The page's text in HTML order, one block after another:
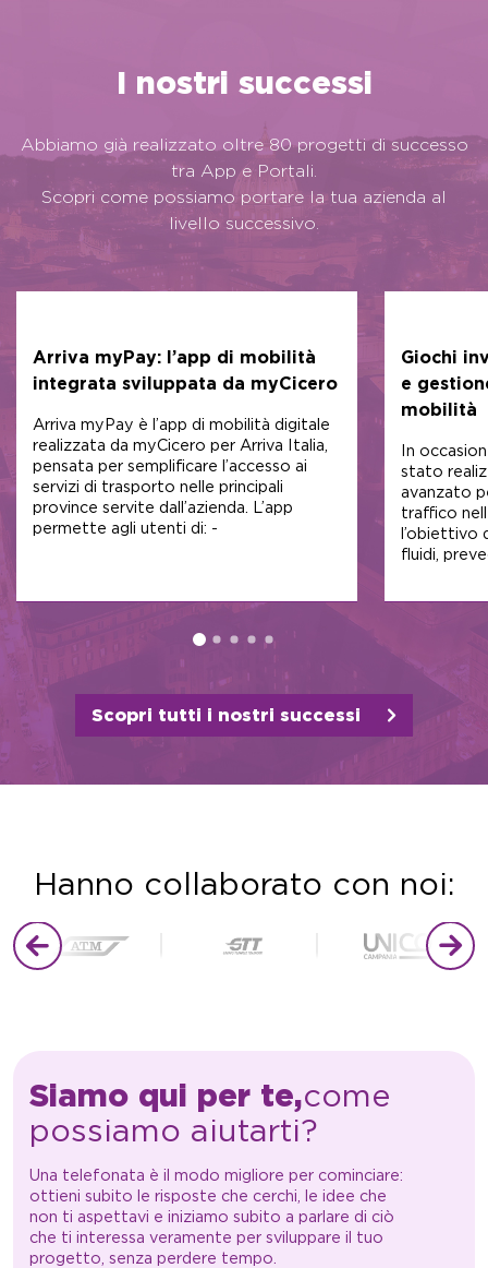
I nostri successi
Abbiamo già realizzato oltre 80 progetti di successo
tra App e Portali.
Scopri come possiamo portare la tua azienda al
livello successivo.
Arriva myPay: l’app di mobilità
integrata sviluppata da myCicero
Arriva myPay è l’app di mobilità digitale
realizzata da myCicero per Arriva Italia,
pensata per semplificare l’accesso ai
servizi di trasporto nelle principali
province servite dall’azienda. L’app
permette agli utenti di: -
Giochi
e
mobilità
In
stato
avanzato
traffico
l’obiettivo
fluidi,
Scopri tutti i nostri successi
Hanno collaborato con noi:
Siamo qui per te,come
possiamo aiutarti?
Una telefonata è il modo migliore per cominciare:
ottieni subito le risposte che cerchi, le idee che
non ti aspettavi e iniziamo subito a parlare di ciò
che ti interessa veramente per sviluppare il tuo
progetto, senza perdere tempo.